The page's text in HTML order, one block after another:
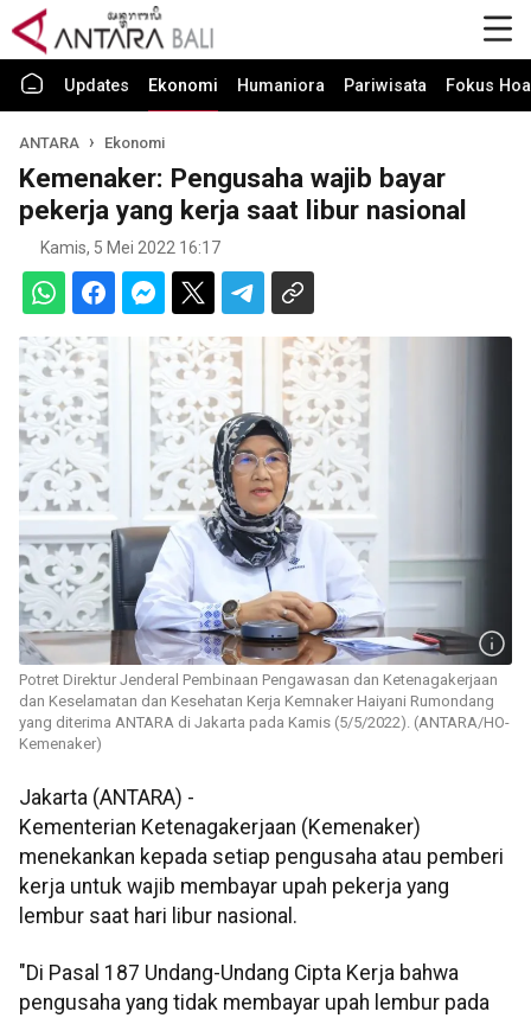
Updates Ekonomi Humaniora Pariwisata Fokus
ANTARA Ekonomi
Kemenaker: Pengusaha wajib bayar
pekerja yang kerja saat libur nasional
Kamis, 5 Mei 2022 16:17
Potret Direktur Jenderal Pembinaan Pengawasan dan Ketenagakerjaan
dan Keselamatan dan Kesehatan Kerja Kemnaker Haiyani Rumondang
yang diterima ANTARA di Jakarta pada Kamis (5/5/2022). (ANTARA/HO-
Kemenaker)
Jakarta (ANTARA) -
Kementerian Ketenagakerjaan (Kemenaker)
menekankan kepada setiap pengusaha atau pemberi
kerja untuk wajib membayar upah pekerja yang
lembur saat hari libur nasional.
"Di Pasal 187 Undang-Undang Cipta Kerja bahwa
pengusaha yang tidak membayar upah lembur pada